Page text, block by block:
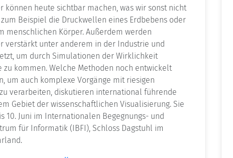
können heute sichtbar machen, was wir sonst nicht
Beispiel die Druckwellen eines Erdbebens oder
menschlichen Körper. Außerdem werden
verstärkt unter anderem in der Industrie und
um durch Simulationen der Wirklichkeit
zu kommen. Welche Methoden noch entwickelt
um auch komplexe Vorgänge mit riesigen
verarbeiten, diskutieren international führende
Gebiet der wissenschaftlichen Visualisierung. Sie
10. Juni im Internationalen Begegnungs- und
für Informatik (IBFI), Schloss Dagstuhl im